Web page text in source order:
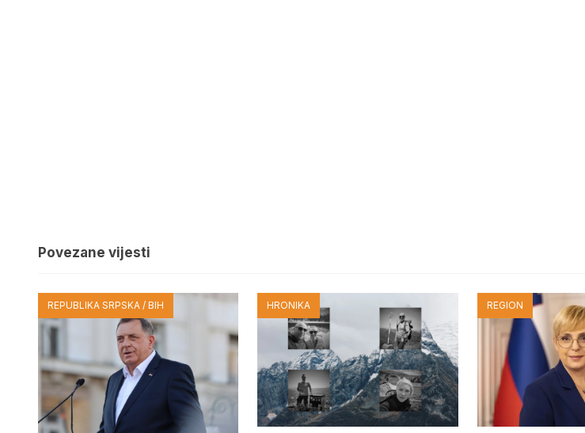
Povezane vijesti
REPUBLIKA SRPSKA / BIH HRONIKA REGION